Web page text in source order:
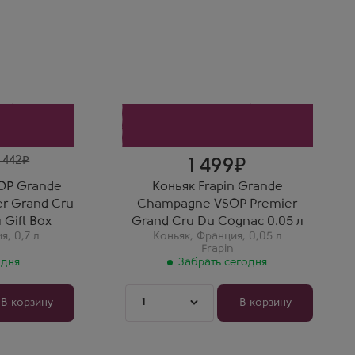
442
Grande
Grand Cru
Gift Box
, 0,7 л
в
В корзину
1 499
Коньяк Frapin Grande
Champagne VSOP Premier
Grand Cru Du Cognac 0.05 л
Коньяк, Франция, 0,05 л
Frapin
Забрать сегодня
1 В корзину